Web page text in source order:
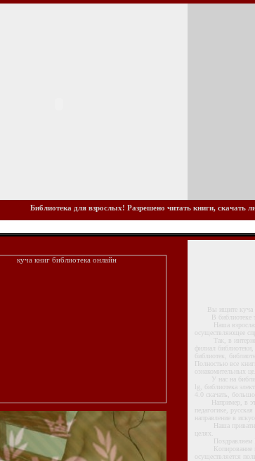
Библиотека для взрослых! Разрешено читать книги, скачать
Вы ищите куча
В библиотеке ты
Наша взрослая
осуществляющее
Так, в интернете
филиал
библиотек,
Полностью все
ознакомительных
У нас на
lg, библиотека
4.0 скачать,
Например, в этом
педагогике,
направление в
Наша приватная
целях.
Поздравляем
Копирование и
осуществляется